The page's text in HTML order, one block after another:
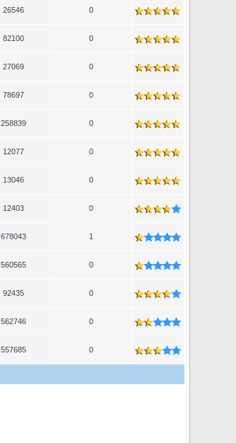
26546 0
82100 0
27069 0
78697 0
258839 0
12077 0
13046 0
12403 0
678043 1
560565 0
92435 0
562746 0
557685 0